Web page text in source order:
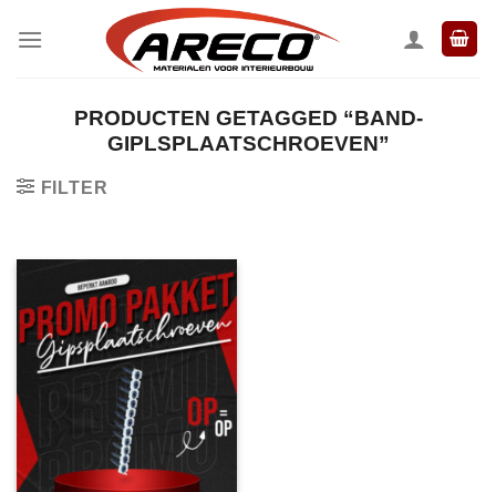
naar
PRODUCTEN GETAGGED “BAND-
GIPLSPLAATSCHROEVEN”
FILTER